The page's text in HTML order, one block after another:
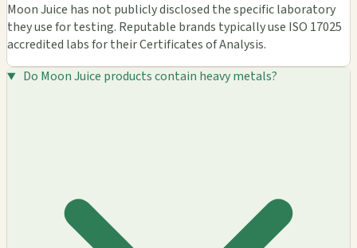
Moon Juice has not publicly disclosed the specific laboratory
they use for testing. Reputable brands typically use ISO 17025
accredited labs for their Certificates of Analysis.
Do Moon Juice products contain heavy metals?